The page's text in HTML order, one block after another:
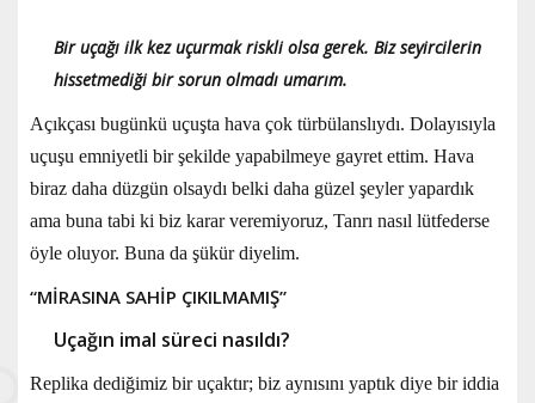
Bir uçağı ilk kez uçurmak riskli olsa gerek. Biz seyircilerin
hissetmediği bir sorun olmadı umarım.
Açıkçası bugünkü uçuşta hava çok türbülanslıydı. Dolayısıyla
uçuşu emniyetli bir şekilde yapabilmeye gayret ettim. Hava
biraz daha düzgün olsaydı belki daha güzel şeyler yapardık
ama buna tabi ki biz karar veremiyoruz, Tanrı nasıl lütfederse
öyle oluyor. Buna da şükür diyelim.
“MİRASINA SAHİP ÇIKILMAMIŞ”
Uçağın imal süreci nasıldı?
Replika dediğimiz bir uçaktır; biz aynısını yaptık diye bir iddia